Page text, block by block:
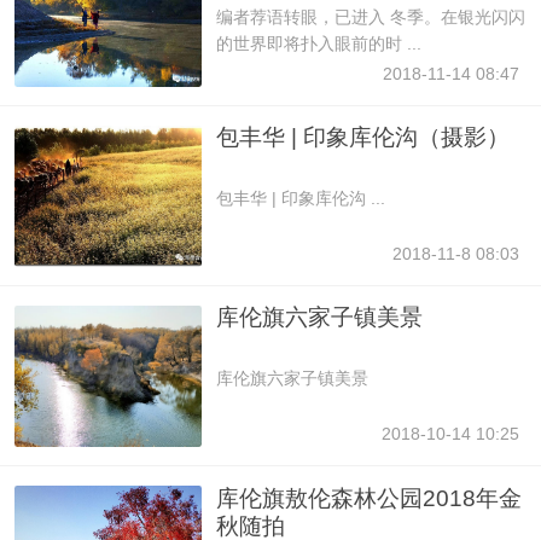
编者荐语转眼，已进入 冬季。在银光闪闪
的世界即将扑入眼前的时 ...
2018-11-14 08:47
包丰华 | 印象库伦沟（摄影）
包丰华 | 印象库伦沟 ...
2018-11-8 08:03
库伦旗六家子镇美景
库伦旗六家子镇美景
2018-10-14 10:25
库伦旗敖伦森林公园2018年金
秋随拍